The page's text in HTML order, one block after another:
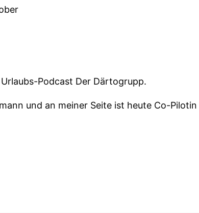
Podcast Der Därtogrupp.
und an meiner Seite ist heute Co-